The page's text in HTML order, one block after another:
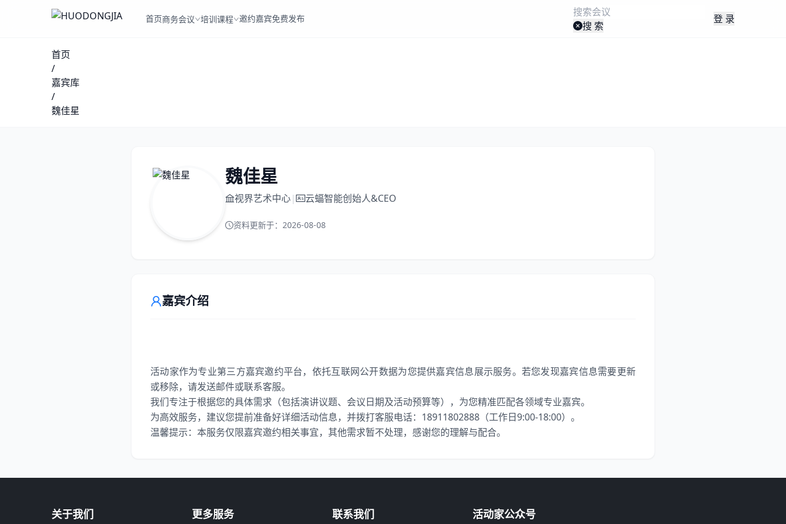
首页商务会议 培训课程 邀约嘉宾免费发布
搜 索
登 录
首页
/
嘉宾库
/
魏佳星
魏佳星
视界艺术中心| 云蝠智能创始人&CEO
资料更新于： 2026-08-08
嘉宾介绍
活动家作为专业第三方嘉宾邀约平台，依托互联网公开数据为您提供嘉宾信息展示服务。若您发现嘉宾信息需要更新
或移除，请发送邮件或联系客服。
我们专注于根据您的具体需求（包括演讲议题、会议日期及活动预算等），为您精准匹配各领域专业嘉宾。
为高效服务，建议您提前准备好详细活动信息，并拨打客服电话：18911802888（工作日9:00-18:00）。
温馨提示：本服务仅限嘉宾邀约相关事宜，其他需求暂不处理，感谢您的理解与配合。
关于我们 更多服务 联系我们 活动家公众号